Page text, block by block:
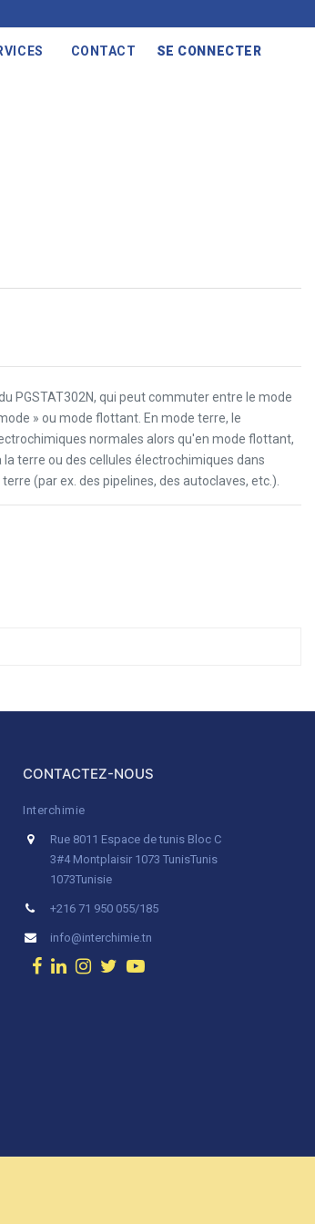
CONTACT SE CONNECTER
PGSTAT302N, qui peut commuter entre le mode
» ou mode flottant. En mode terre, le
normales alors qu'en mode flottant,
la terre ou des cellules électrochimiques dans
(par ex. des pipelines, des autoclaves, etc.).
CONTACTEZ-NOUS
Interchimie
Rue 8011 Espace de tunis Bloc C
3#4 Montplaisir 1073 TunisTunis
1073Tunisie
+216 71 950 055/185
info@interchimie.tn